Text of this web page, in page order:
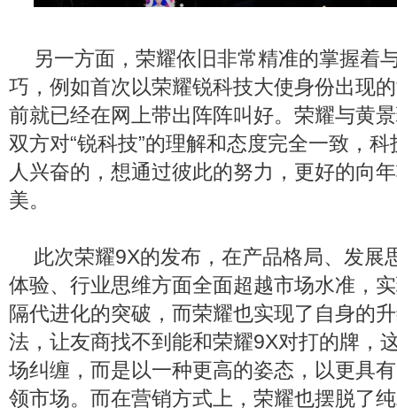
另一方面，荣耀依旧非常精准的掌握着
巧，例如首次以荣耀锐科技大使身份出现
前就已经在网上带出阵阵叫好。荣耀与黄
双方对“锐科技”的理解和态度完全一致，
人兴奋的，想通过彼此的努力，更好的向
美。
此次荣耀9X的发布，在产品格局、发展
体验、行业思维方面全面超越市场水准，
隔代进化的突破，而荣耀也实现了自身的
法，让友商找不到能和荣耀9X对打的牌，
场纠缠，而是以一种更高的姿态，以更具
领市场。而在营销方式上，荣耀也摆脱了